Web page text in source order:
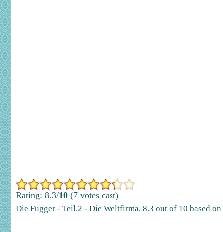
Rating: 8.3/10 (7 votes cast)
Die Fugger - Teil.2 - Die Weltfirma, 8.3 out of 10 based on